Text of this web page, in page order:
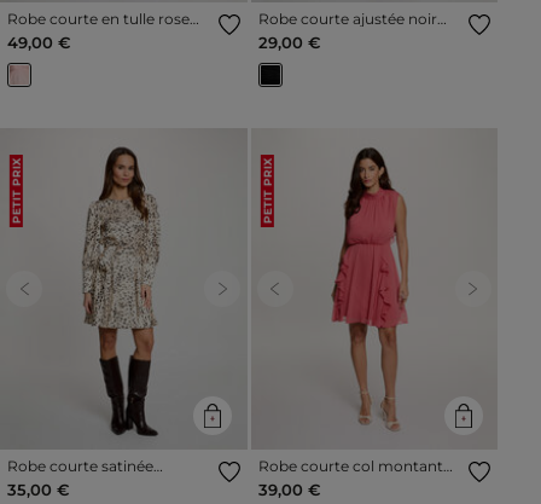
Robe courte en tulle rose
pastel femme
49,00 €
Robe courte ajustée noir
femme
29,00 €
PETIT PRIX
Previous Next
Robe courte satinée
multicolore femme
35,00 €
PETIT PRIX
Previous Next
Robe courte col montant
vieux rose femme
39,00 €